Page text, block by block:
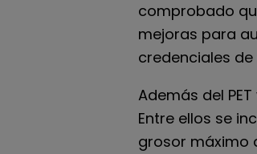
comprobado
mejoras para
credenciales
Además del
Entre ellos se
grosor máximo